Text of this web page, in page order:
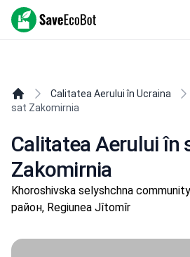
SaveEcoBot
Calitatea Aerului în Ucraina
sat Zakomirnia
Calitatea Aerului în
Zakomirnia
Khoroshivska selyshchna
район, Regiunea Jîtomîr